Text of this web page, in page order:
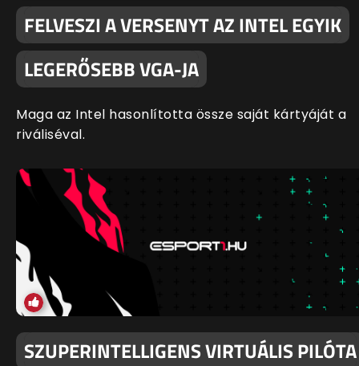
FELVESZI A VERSENYT AZ INTEL EGYIK
LEGERŐSEBB VGA-JA
Maga az Intel hasonlította össze saját kártyáját a
riváliséval.
SZUPERINTELLIGENS VIRTUÁLIS PILÓTA